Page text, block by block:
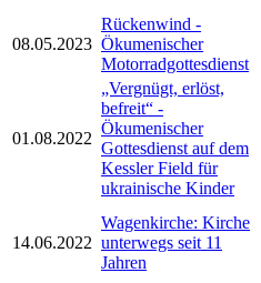
08.05.2023
Rückenwind -
Ökumenischer
Motorradgottesdienst
01.08.2022
„Vergnügt, erlöst,
befreit“ -
Ökumenischer
Gottesdienst auf dem
Kessler Field für
ukrainische Kinder
14.06.2022
Wagenkirche: Kirche
unterwegs seit 11
Jahren